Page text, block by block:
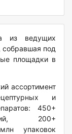
ведущих
под
площадки в
ассортимент
и
450+
200+
упаковок